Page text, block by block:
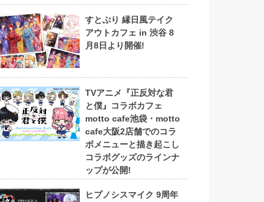
すとぷり 縁日風テイク
アウトカフェ in 渋谷 8
月8日より開催!
TVアニメ『正反対な君
と僕』コラボカフェ
motto cafe池袋・motto
cafe大阪2店舗でのコラ
ボメニューと描き起こし
コラボグッズのラインナ
ップが公開!
ヒプノシスマイク 9周年